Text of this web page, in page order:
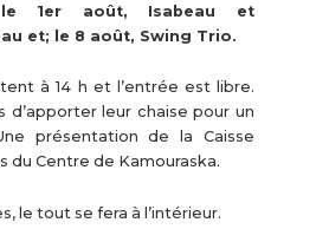
le 1er août, Isabeau et
et; le 8 août, Swing Trio.
à 14 h et l’entrée est libre.
d’apporter leur chaise pour un
présentation de la Caisse
du Centre de Kamouraska.
le tout se fera à l’intérieur.